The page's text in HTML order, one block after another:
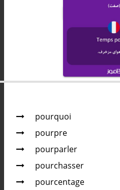
pourquoi
pourpre
pourparler
pourchasser
pourcentage